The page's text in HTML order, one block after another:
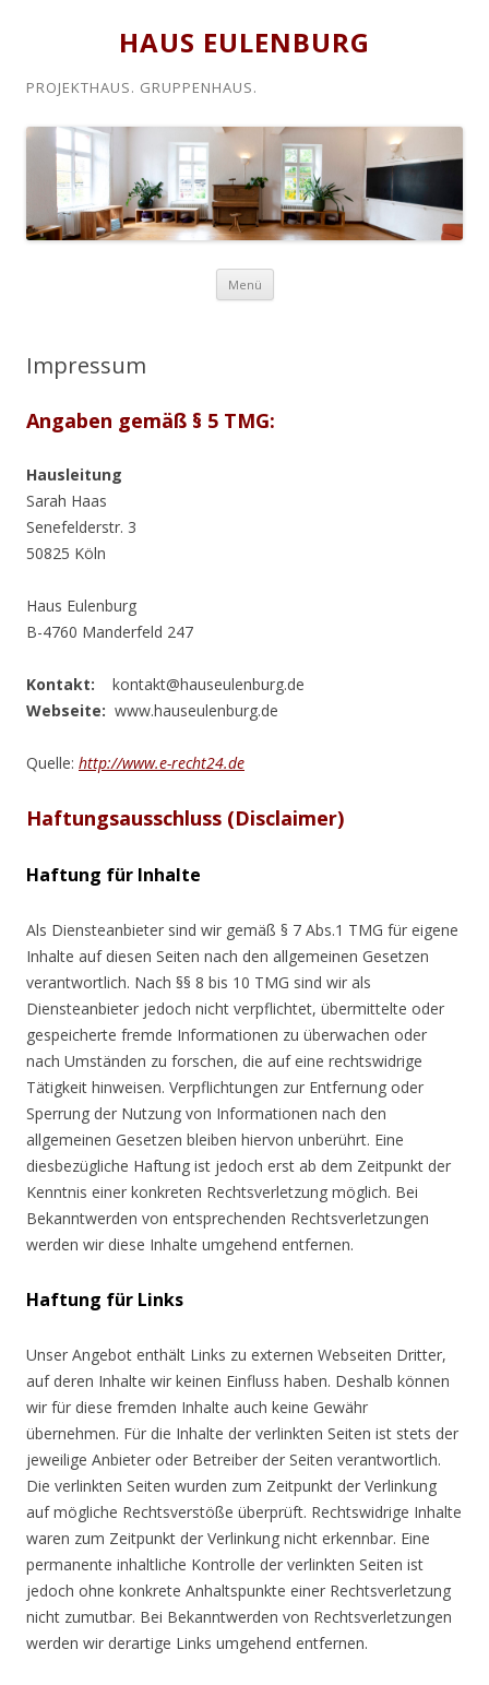
HAUS EULENBURG
PROJEKTHAUS. GRUPPENHAUS.
Menü Zum
springen
Impressum
Angaben gemäß § 5 TMG:
Hausleitung
Sarah Haas
Senefelderstr. 3
50825 Köln
Haus Eulenburg
B-4760 Manderfeld 247
Kontakt: kontakt@hauseulenburg.de
Webseite: www.hauseulenburg.de
Quelle: http://www.e-recht24.de
Haftungsausschluss (Disclaimer)
Haftung für Inhalte
Als Diensteanbieter sind wir gemäß § 7 Abs.1 TMG für eigene
Inhalte auf diesen Seiten nach den allgemeinen Gesetzen
verantwortlich. Nach §§ 8 bis 10 TMG sind wir als
Diensteanbieter jedoch nicht verpflichtet, übermittelte oder
gespeicherte fremde Informationen zu überwachen oder
nach Umständen zu forschen, die auf eine rechtswidrige
Tätigkeit hinweisen. Verpflichtungen zur Entfernung oder
Sperrung der Nutzung von Informationen nach den
allgemeinen Gesetzen bleiben hiervon unberührt. Eine
diesbezügliche Haftung ist jedoch erst ab dem Zeitpunkt der
Kenntnis einer konkreten Rechtsverletzung möglich. Bei
Bekanntwerden von entsprechenden Rechtsverletzungen
werden wir diese Inhalte umgehend entfernen.
Haftung für Links
Unser Angebot enthält Links zu externen Webseiten Dritter,
auf deren Inhalte wir keinen Einfluss haben. Deshalb können
wir für diese fremden Inhalte auch keine Gewähr
übernehmen. Für die Inhalte der verlinkten Seiten ist stets der
jeweilige Anbieter oder Betreiber der Seiten verantwortlich.
Die verlinkten Seiten wurden zum Zeitpunkt der Verlinkung
auf mögliche Rechtsverstöße überprüft. Rechtswidrige Inhalte
waren zum Zeitpunkt der Verlinkung nicht erkennbar. Eine
permanente inhaltliche Kontrolle der verlinkten Seiten ist
jedoch ohne konkrete Anhaltspunkte einer Rechtsverletzung
nicht zumutbar. Bei Bekanntwerden von Rechtsverletzungen
werden wir derartige Links umgehend entfernen.